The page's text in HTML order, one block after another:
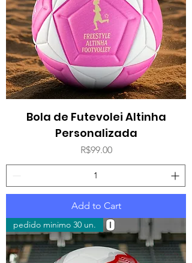
Bola de Futevolei Altinha
Personalizada
Price
R$99.00
Add to Cart
pedido minimo 30 un.